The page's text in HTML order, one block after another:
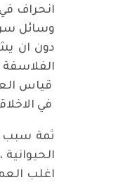
انحراف
وسائل
دون ان
الفلاسفة
قياس
في
اغلب